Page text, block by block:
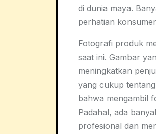
di dunia maya.
perhatian
Fotografi produk
saat ini. Gambar
meningkatkan
yang cukup
bahwa mengambil
Padahal, ada
profesional dan